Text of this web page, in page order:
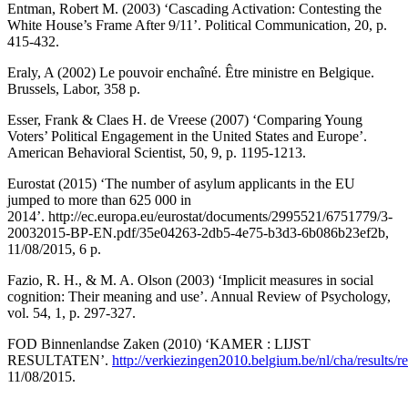
Entman, Robert M. (2003) ‘Cascading Activation: Contesting the
White House’s Frame After 9/11’. Political Communication, 20, p.
415-432.
Eraly, A (2002) Le pouvoir enchaîné. Être ministre en Belgique.
Brussels, Labor, 358 p.
Esser, Frank & Claes H. de Vreese (2007) ‘Comparing Young
Voters’ Political Engagement in the United States and Europe’.
American Behavioral Scientist, 50, 9, p. 1195-1213.
Eurostat (2015) ‘The number of asylum applicants in the EU
jumped to more than 625 000 in
2014’. http://ec.europa.eu/eurostat/documents/2995521/6751779/3-
20032015-BP-EN.pdf/35e04263-2db5-4e75-b3d3-6b086b23ef2b,
11/08/2015, 6 p.
Fazio, R. H., & M. A. Olson (2003) ‘Implicit measures in social
cognition: Their meaning and use’. Annual Review of Psychology,
vol. 54, 1, p. 297-327.
FOD Binnenlandse Zaken (2010) ‘KAMER : LIJST
RESULTATEN’. http://verkiezingen2010.belgium.be/nl/cha/
11/08/2015.